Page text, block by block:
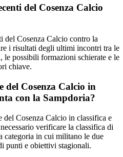
del Cosenza Calcio
del Cosenza Calcio contro la
i risultati degli ultimi incontri tra le
le possibili formazioni schierate e le
chiave.
del Cosenza Calcio in
con la Sampdoria?
del Cosenza Calcio in classifica e
verificare la classifica di
categoria in cui militano le due
punti e obiettivi stagionali.